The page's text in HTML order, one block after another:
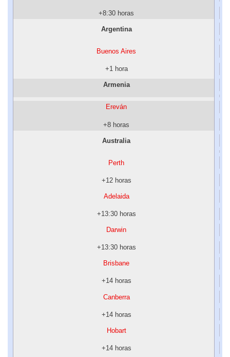
+8:30 horas
Argentina
Buenos Aires
+1 hora
Armenia
Ereván
+8 horas
Australia
Perth
+12 horas
Adelaida
+13:30 horas
Darwin
+13:30 horas
Brisbane
+14 horas
Canberra
+14 horas
Hobart
+14 horas